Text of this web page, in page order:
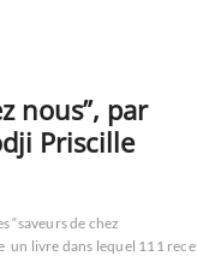
nous”, par
Priscille
“saveurs de chez
un livre dans lequel 111